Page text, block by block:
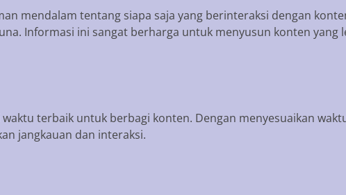
mendalam tentang siapa saja yang berinteraksi dengan
Informasi ini sangat berharga untuk menyusun konten yang
terbaik untuk berbagi konten. Dengan menyesuaikan
jangkauan dan interaksi.